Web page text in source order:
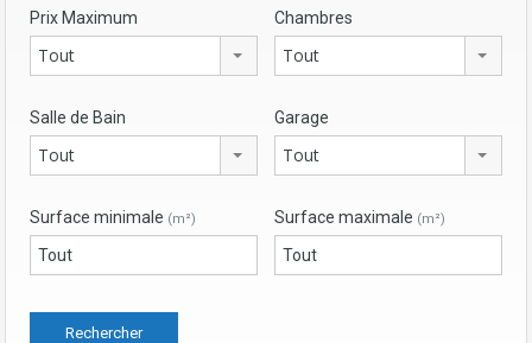
Prix Maximum
Tout
Chambres
Tout
Salle de Bain
Tout
Garage
Tout
Surface minimale (m²) Surface maximale (m²)